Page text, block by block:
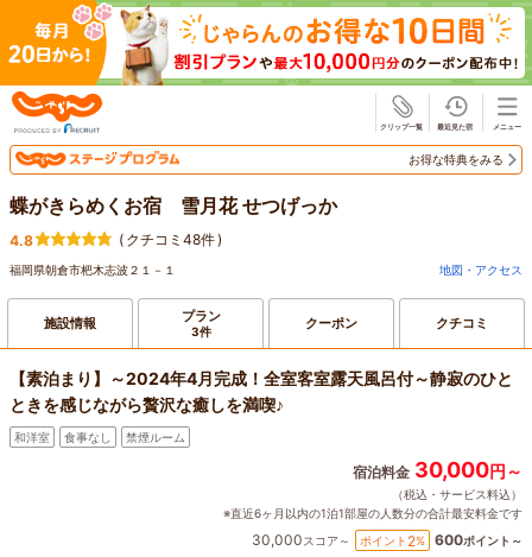
お得な特典をみる
蝶がきらめくお宿 雪月花 せつげっか
4.8 ( クチコミ48件)
福岡県朝倉市杷木志波２１－１ 地図・アクセス
施設情報 プラン
3件 クーポン クチコミ
【素泊まり】～2024年4月完成！全室客室露天風呂付～静寂のひと
ときを感じながら贅沢な癒しを満喫♪
和洋室 食事なし 禁煙ルーム
宿泊料金 30,000円～
（税込・サービス料込）
※直近6ヶ月以内の1泊1部屋の人数分の合計最安料金です
30,000スコア～ ポイント 2% 600ポイント～